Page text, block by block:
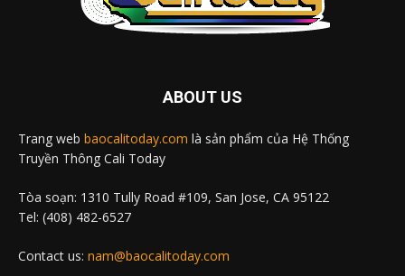
ABOUT US
Trang web baocalitoday.com là sản phẩm của Hệ Thống
Truyền Thông Cali Today
Tòa soạn: 1310 Tully Road #109, San Jose, CA 95122
Tel: (408) 482-6527
Contact us: nam@baocalitoday.com